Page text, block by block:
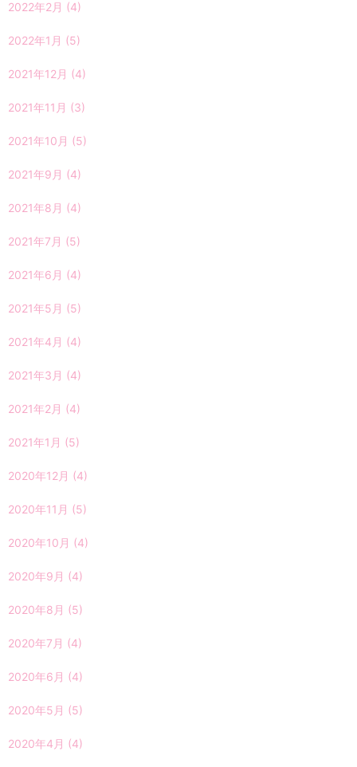
2022年2月 (4)
2022年1月 (5)
2021年12月 (4)
2021年11月 (3)
2021年10月 (5)
2021年9月 (4)
2021年8月 (4)
2021年7月 (5)
2021年6月 (4)
2021年5月 (5)
2021年4月 (4)
2021年3月 (4)
2021年2月 (4)
2021年1月 (5)
2020年12月 (4)
2020年11月 (5)
2020年10月 (4)
2020年9月 (4)
2020年8月 (5)
2020年7月 (4)
2020年6月 (4)
2020年5月 (5)
2020年4月 (4)